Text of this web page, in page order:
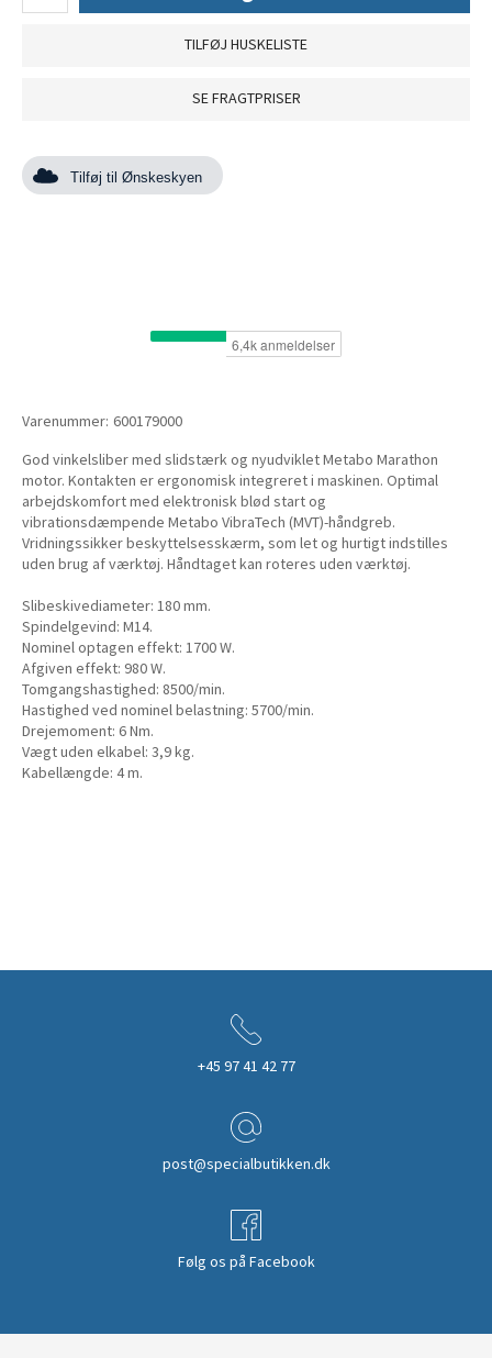
TILFØJ HUSKELISTE
SE FRAGTPRISER
Tilføj til Ønskeskyen
Varenummer: 600179000
God vinkelsliber med slidstærk og nyudviklet Metabo Marathon
motor. Kontakten er ergonomisk integreret i maskinen. Optimal
arbejdskomfort med elektronisk blød start og
vibrationsdæmpende Metabo VibraTech (MVT)-håndgreb.
Vridningssikker beskyttelsesskærm, som let og hurtigt indstilles
uden brug af værktøj. Håndtaget kan roteres uden værktøj.
Slibeskivediameter: 180 mm.
Spindelgevind: M14.
Nominel optagen effekt: 1700 W.
Afgiven effekt: 980 W.
Tomgangshastighed: 8500/min.
Hastighed ved nominel belastning: 5700/min.
Drejemoment: 6 Nm.
Vægt uden elkabel: 3,9 kg.
Kabellængde: 4 m.
+45 97 41 42 77
post@specialbutikken.dk
Følg os på Facebook